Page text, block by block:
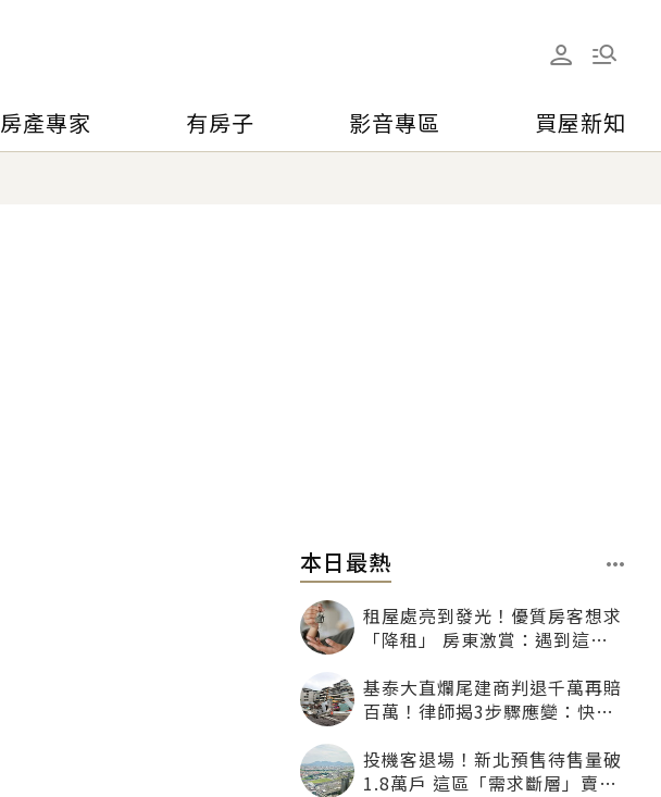
房產專家 有房子 影音專區 買屋新知
本日最熱
租屋處亮到發光！優質房客想求
「降租」 房東激賞：遇到這種
基泰大直爛尾建商判退千萬再賠
百萬！律師揭3步驟應變：快通
投機客退場！新北預售待售量破
1.8萬戶 這區「需求斷層」賣壓